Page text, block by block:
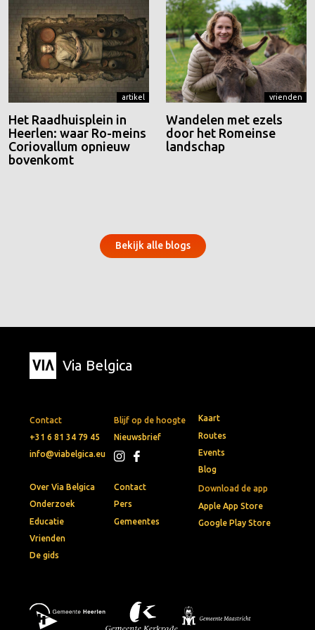
artikel
Het Raadhuisplein in
Heerlen: waar Ro-meins
Coriovallum opnieuw
bovenkomt
vrienden
Wandelen met ezels
door het Romeinse
landschap
Bekijk alle blogs
Via Belgica
Contact
+31 6 81 34 79 45
info@viabelgica.eu
Blijf op de hoogte
Nieuwsbrief
Download de app
Apple App Store
Google Play Store
Kaart
Routes
Events
Blog
Over Via Belgica
Onderzoek
Educatie
Vrienden
De gids
Contact
Pers
Gemeentes